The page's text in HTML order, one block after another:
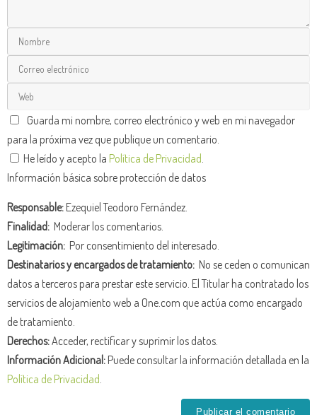
Guarda mi nombre, correo electrónico y web en mi navegador
para la próxima vez que publique un comentario.
He leído y acepto la Política de Privacidad
Información básica sobre protección de datos
Responsable:Ezequiel Teodoro Fernández.
Finalidad: Moderar los comentarios.
Legitimación: Por consentimiento del interesado.
Destinatarios y encargados de tratamiento: No se ceden o comunican
datos a terceros para prestar este servicio. El Titular ha contratado los
servicios de alojamiento web a One.com que actúa como encargado
de tratamiento.
Derechos:Acceder, rectificar y suprimir los datos.
Información Adicional:Puede consultar la información detallada en la
Política de Privacidad